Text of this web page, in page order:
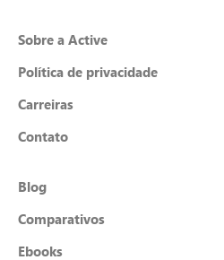
Sobre a Active
Política de privacidade
Carreiras
Contato
Blog
Comparativos
Ebooks